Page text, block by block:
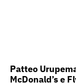
Patteo
McDonald’s e